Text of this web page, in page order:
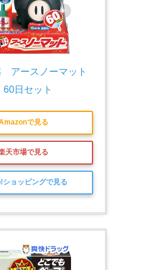
アースノーマット
日セット
で見る
天市場で見る
ショッピングで見る